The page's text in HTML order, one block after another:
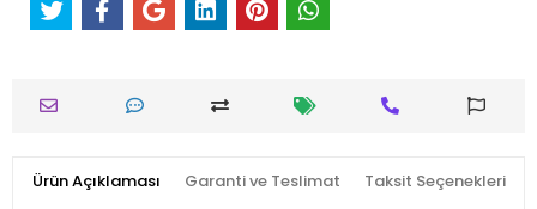
Ürün Açıklaması Garanti ve Teslimat Taksit Seçenekleri